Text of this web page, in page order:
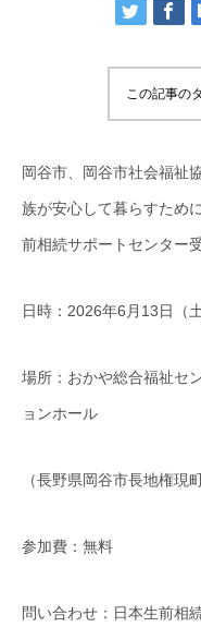
この記事の
岡谷市、岡谷市社会福祉
族が安心して暮らすため
前相続サポートセンター受
日時：2026年6月13日（
場所：おかや総合福祉セ
ョンホール
（長野県岡谷市長地権現
参加費：無料
問い合わせ：日本生前相